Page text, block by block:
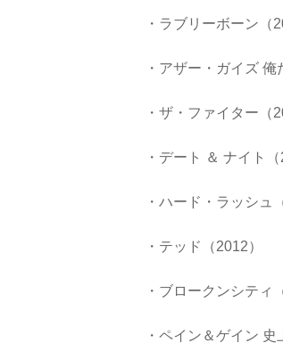
・ラブリーボーン（
・アザー・ガイズ
・ザ・ファイター（
・デート ＆ ナイト（
・ハード・ラッシュ
・テッド（2012）
・ブロークンシティ
・ペイン＆ゲイン 史